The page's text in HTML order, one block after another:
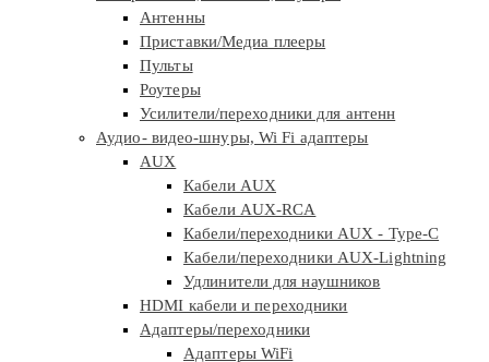
Антенны
Приставки/Медиа плееры
Пульты
Роутеры
Усилители/переходники для антенн
Аудио- видео-шнуры, Wi Fi адаптеры
AUX
Кабели AUX
Кабели AUX-RCA
Кабели/переходники AUX - Type-C
Кабели/переходники AUX-Lightning
Удлинители для наушников
HDMI кабели и переходники
Адаптеры/переходники
Адаптеры WiFi